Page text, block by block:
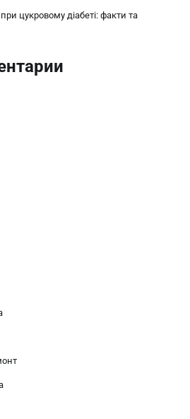
цукровому діабеті: факти та